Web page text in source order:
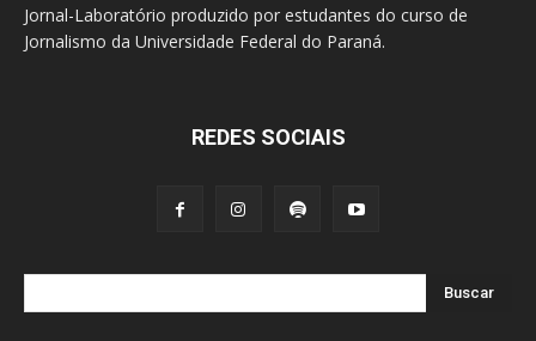
Jornal-Laboratório produzido por estudantes do curso de
Jornalismo da Universidade Federal do Paraná.
REDES SOCIAIS
Buscar